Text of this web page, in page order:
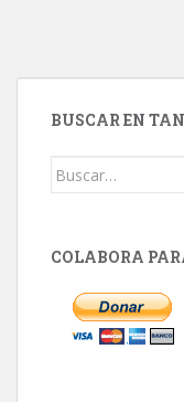
BUSCAR EN
Buscar:
COLABORA